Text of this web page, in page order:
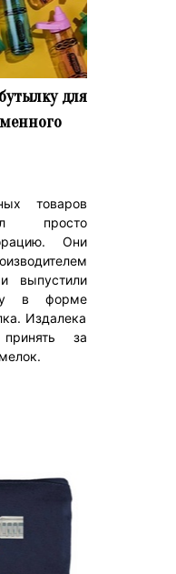
для
товаров
просто
Они
выпустили
в форме
Издалека
за